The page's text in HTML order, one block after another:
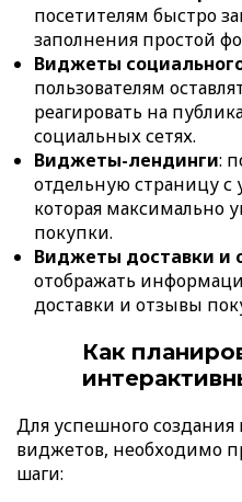
посетителям быстро
заполнения простой
Виджеты
пользователям
реагировать на
социальных сетях.
Виджеты-лендинги:
отдельную страницу с
которая максимально
покупки.
Виджеты доставки и
отображать
доставки и отзывы
Как
Для успешного
виджетов, необходимо
шаги: